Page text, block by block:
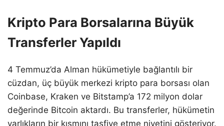
Kripto Para Borsalarına Büyük
Transferler Yapıldı
4 Temmuz’da Alman hükümetiyle bağlantılı bir
cüzdan, üç büyük merkezi kripto para borsası olan
Coinbase, Kraken ve Bitstamp’a 172 milyon dolar
değerinde Bitcoin aktardı. Bu transferler, hükümetin
varlıkların bir kısmını tasfiye etme niyetini gösteriyor.